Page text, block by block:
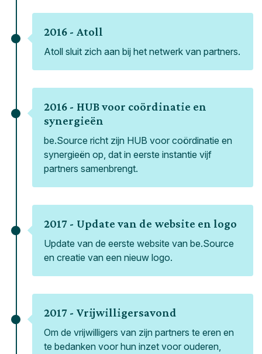
2016 - Atoll
Atoll sluit zich aan bij het netwerk van partners.
2016 - HUB voor coördinatie en
synergieën
be.Source richt zijn HUB voor coördinatie en
synergieën op, dat in eerste instantie vijf
partners samenbrengt.
2017 - Update van de website en logo
Update van de eerste website van be.Source
en creatie van een nieuw logo.
2017 - Vrijwilligersavond
Om de vrijwilligers van zijn partners te eren en
te bedanken voor hun inzet voor ouderen,